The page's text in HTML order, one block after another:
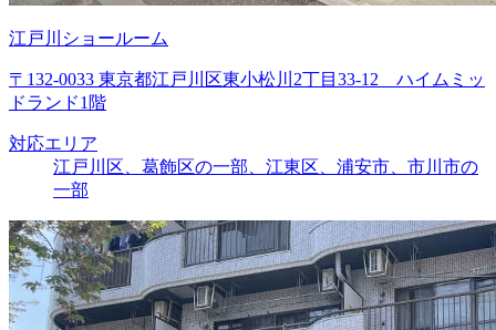
江戸川ショールーム
〒132-0033 東京都江戸川区東小松川2丁目33-12 ハイムミッ
ドランド1階
対応エリア
江戸川区、葛飾区の一部、江東区、浦安市、市川市の
一部